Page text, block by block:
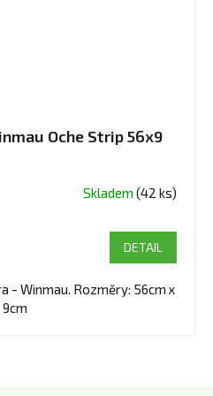
Oche Strip 56x9
Skladem (42 ks)
DETAIL
- Winmau. Rozměry: 56cm x
9cm